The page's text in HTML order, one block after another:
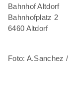
Bahnhof Altdorf
Bahnhofplatz 2
6460 Altdorf
Foto: A.Sanchez